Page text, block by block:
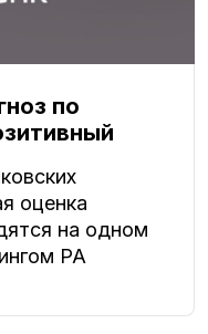
по
оценка
на одном
РА